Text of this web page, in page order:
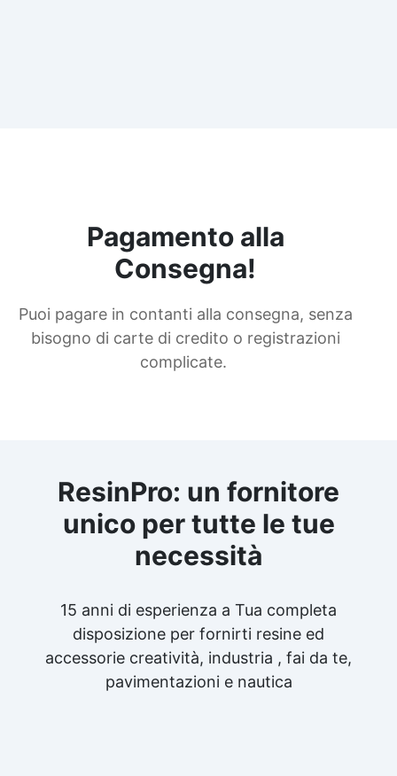
Pagamento alla
Consegna!
Puoi pagare in contanti alla consegna, senza
bisogno di carte di credito o registrazioni
complicate.
ResinPro: un fornitore
unico per tutte le tue
necessità
15 anni di esperienza a Tua completa
disposizione per fornirti resine ed
accessorie creatività, industria , fai da te,
pavimentazioni e nautica